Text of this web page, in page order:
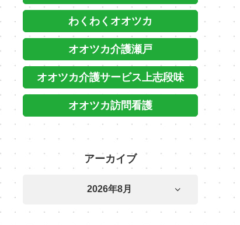
わくわくオオツカ
オオツカ介護瀬戸
オオツカ介護サービス上志段味
オオツカ訪問看護
アーカイブ